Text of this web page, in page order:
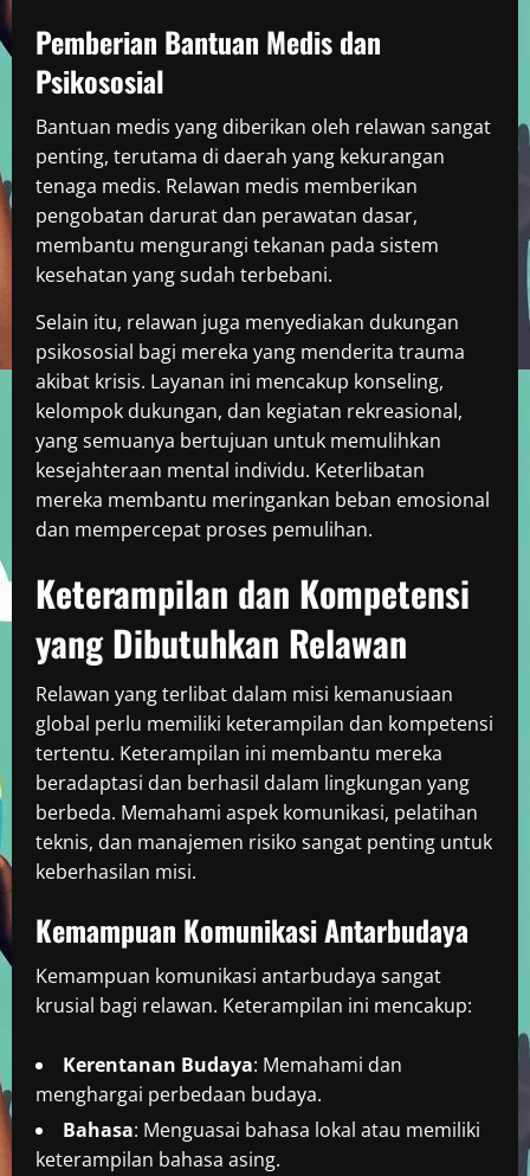
Pemberian Bantuan Medis dan
Psikososial
Bantuan medis yang diberikan oleh relawan sangat
penting, terutama di daerah yang kekurangan
tenaga medis. Relawan medis memberikan
pengobatan darurat dan perawatan dasar,
membantu mengurangi tekanan pada sistem
kesehatan yang sudah terbebani.
Selain itu, relawan juga menyediakan dukungan
psikososial bagi mereka yang menderita trauma
akibat krisis. Layanan ini mencakup konseling,
kelompok dukungan, dan kegiatan rekreasional,
yang semuanya bertujuan untuk memulihkan
kesejahteraan mental individu. Keterlibatan
mereka membantu meringankan beban emosional
dan mempercepat proses pemulihan.
Keterampilan dan Kompetensi
yang Dibutuhkan Relawan
Relawan yang terlibat dalam misi kemanusiaan
global perlu memiliki keterampilan dan kompetensi
tertentu. Keterampilan ini membantu mereka
beradaptasi dan berhasil dalam lingkungan yang
berbeda. Memahami aspek komunikasi, pelatihan
teknis, dan manajemen risiko sangat penting untuk
keberhasilan misi.
Kemampuan Komunikasi Antarbudaya
Kemampuan komunikasi antarbudaya sangat
krusial bagi relawan. Keterampilan ini mencakup:
Kerentanan Budaya: Memahami dan
menghargai perbedaan budaya.
Bahasa: Menguasai bahasa lokal atau memiliki
keterampilan bahasa asing.